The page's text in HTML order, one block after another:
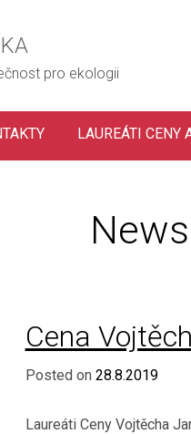
pro ekologii
LAUREÁTI CENY
Cena
Posted on 28.8.2019
Laureáti Ceny Vojtěcha